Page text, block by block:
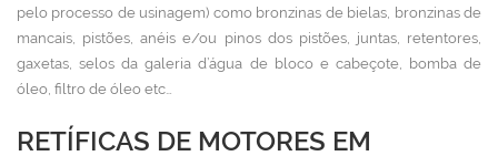
pelo processo de usinagem) como bronzinas de bielas, bronzinas de
mancais, pistões, anéis e/ou pinos dos pistões, juntas, retentores,
gaxetas, selos da galeria d’água de bloco e cabeçote, bomba de
óleo, filtro de óleo etc…
RETÍFICAS DE MOTORES EM